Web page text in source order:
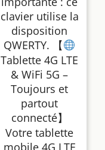
clavier utilise la
disposition
QWERTY. 【
Tablette 4G LTE
& WiFi 5G –
Toujours et
partout
connecté】
Votre tablette